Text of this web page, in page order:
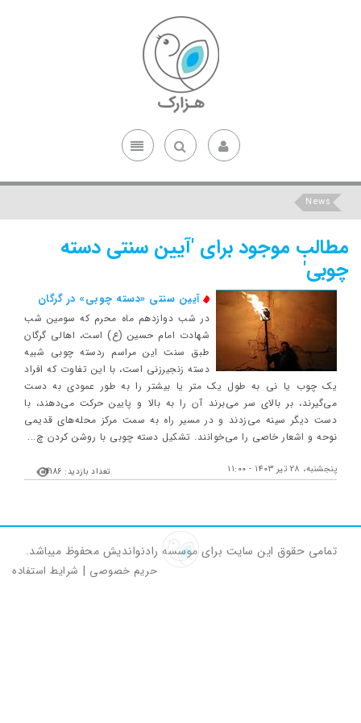
News
مطالب موجود برای 'آیین سنتی دسته
چوبی'
آیین سنتی «دسته چوبی» در گرگان
در شب دوازدهم ماه محرم که سومین شب
شهادت امام حسین (ع) است، اهالی گرگان
طبق سنت این مراسم ردسته چوبی شبیه
دسته زنجیرزنی است، با این تفاوت که افراد
یک چوب یا نی به طول یک متر یا بیشتر را به طور عمودی به دست
می‌گیرند، بر بالای سر می‌برند آن را به بالا و پایین حرکت می‌دهند، با
دست دیگر سینه می‌زدند و در مسیر راه به سمت مرکز محله‌های قدیمی
نوحه و اشعار خاصی را می‌خوانند. تشکیل دسته چوبی با روشن کردن چ...
پنجشنبه، ۲۸ تیر ۱۴۰۳ - ۱۱:۰۰ تعداد بازدید: 14186
تمامی حقوق این سایت برای موسسه رادنواندیش محفوظ میباشد.
حریم خصوصی | شرایط استفاده